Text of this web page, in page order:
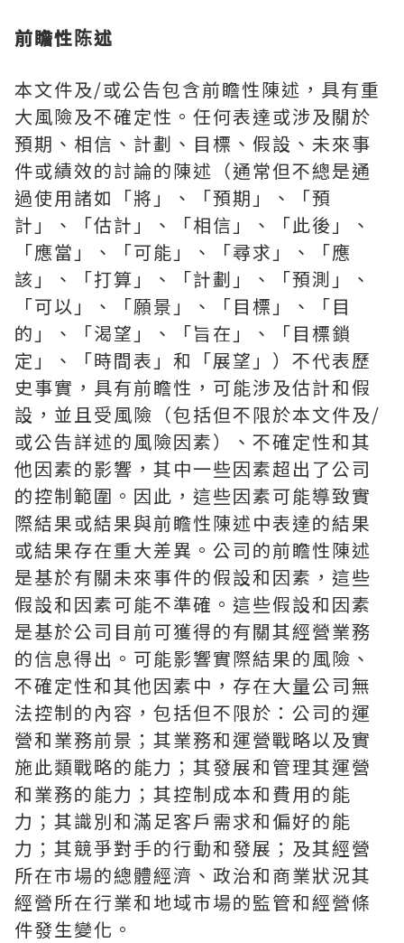
前瞻性陈述
本文件及/或公告包含前瞻性陳述，具有重
大風險及不確定性。任何表達或涉及關於
預期、相信、計劃、目標、假設、未來事
件或績效的討論的陳述（通常但不總是通
過使用諸如「將」、「預期」、「預
計」、「估計」、「相信」、「此後」、
「應當」、「可能」、「尋求」、「應
該」、「打算」、「計劃」、「預測」、
「可以」、「願景」、「目標」、「目
的」、「渴望」、「旨在」、「目標鎖
定」、「時間表」和「展望」）不代表歷
史事實，具有前瞻性，可能涉及估計和假
設，並且受風險（包括但不限於本文件及/
或公告詳述的風險因素）、不確定性和其
他因素的影響，其中一些因素超出了公司
的控制範圍。因此，這些因素可能導致實
際結果或結果與前瞻性陳述中表達的結果
或結果存在重大差異。公司的前瞻性陳述
是基於有關未來事件的假設和因素，這些
假設和因素可能不準確。這些假設和因素
是基於公司目前可獲得的有關其經營業務
的信息得出。可能影響實際結果的風險、
不確定性和其他因素中，存在大量公司無
法控制的內容，包括但不限於：公司的運
營和業務前景；其業務和運營戰略以及實
施此類戰略的能力；其發展和管理其運營
和業務的能力；其控制成本和費用的能
力；其識別和滿足客戶需求和偏好的能
力；其競爭對手的行動和發展；及其經營
所在市場的總體經濟、政治和商業狀況其
經營所在行業和地域市場的監管和經營條
件發生變化。